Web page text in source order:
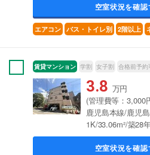
空室状況を確認
エアコン バス・トイレ別 2階以上
賃貸マンション 学割 女子割 合格前予約
3.8 万円
(管理費等：3,000
鹿児島本線/鹿児
1K/33.06m²/築28
空室状況を確認